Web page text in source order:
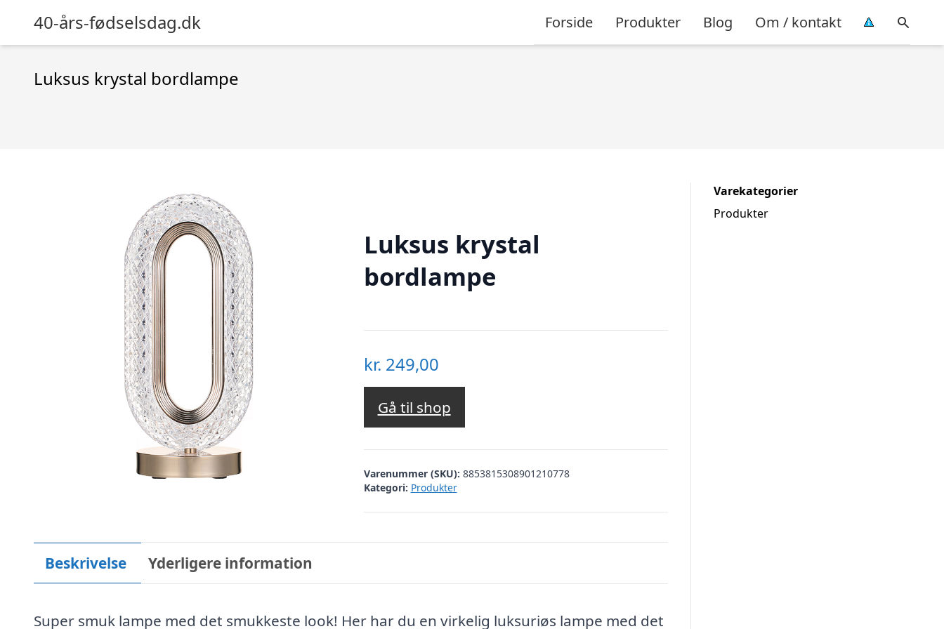
40-års-fødselsdag.dk Forside Produkter Blog Om / kontakt
Luksus krystal bordlampe
Luksus krystal
bordlampe
kr. 249,00
Gå til shop
Varenummer (SKU): 8853815308901210778
Kategori: Produkter
Beskrivelse Yderligere information
Super smuk lampe med det smukkeste look! Her har du en virkelig luksuriøs lampe med det
Varekategorier
Produkter